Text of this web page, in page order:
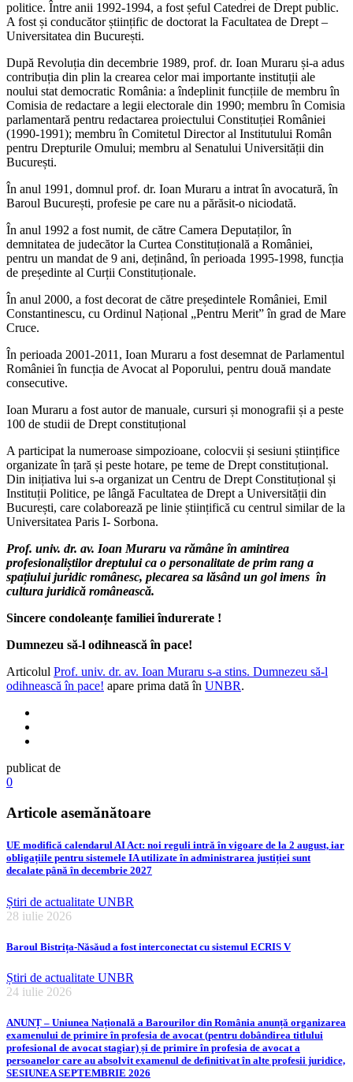
politice. Între anii 1992-1994, a fost șeful Catedrei de Drept public.
A fost și conducător științific de doctorat la Facultatea de Drept –
Universitatea din București.
După Revoluția din decembrie 1989, prof. dr. Ioan Muraru și-a adus
contribuția din plin la crearea celor mai importante instituții ale
noului stat democratic România: a îndeplinit funcțiile de membru în
Comisia de redactare a legii electorale din 1990; membru în Comisia
parlamentară pentru redactarea proiectului Constituției României
(1990-1991); membru în Comitetul Director al Institutului Român
pentru Drepturile Omului; membru al Senatului Universității din
București.
În anul 1991, domnul prof. dr. Ioan Muraru a intrat în avocatură, în
Baroul București, profesie pe care nu a părăsit-o niciodată.
În anul 1992 a fost numit, de către Camera Deputaților, în
demnitatea de judecător la Curtea Constituțională a României,
pentru un mandat de 9 ani, deținând, în perioada 1995-1998, funcția
de președinte al Curții Constituționale.
În anul 2000, a fost decorat de către președintele României, Emil
Constantinescu, cu Ordinul Național „Pentru Merit” în grad de Mare
Cruce.
În perioada 2001-2011, Ioan Muraru a fost desemnat de Parlamentul
României în funcția de Avocat al Poporului, pentru două mandate
consecutive.
Ioan Muraru a fost autor de manuale, cursuri și monografii și a peste
100 de studii de Drept constituțional
A participat la numeroase simpozioane, colocvii și sesiuni științifice
organizate în țară și peste hotare, pe teme de Drept constituțional.
Din inițiativa lui s-a organizat un Centru de Drept Constituțional și
Instituții Politice, pe lângă Facultatea de Drept a Universității din
București, care colaborează pe linie științifică cu centrul similar de la
Universitatea Paris I- Sorbona.
Prof. univ. dr. av. Ioan Muraru va rămâne în amintirea
profesionaliștilor dreptului ca o personalitate de prim rang a
spațiului juridic românesc, plecarea sa lăsând un gol imens în
cultura juridică românească.
Sincere condoleanțe familiei îndurerate !
Dumnezeu să-l odihnească în pace!
Articolul Prof. univ. dr. av. Ioan Muraru s-a stins. Dumnezeu să-l
odihnească în pace! apare prima dată în UNBR.
publicat de
0
Articole asemănătoare
UE modifică calendarul AI Act: noi reguli intră în vigoare de la 2 august, iar
obligațiile pentru sistemele IA utilizate în administrarea justiției sunt
decalate până în decembrie 2027
Știri de actualitate UNBR
28 iulie 2026
Baroul Bistrița-Năsăud a fost interconectat cu sistemul ECRIS V
Știri de actualitate UNBR
24 iulie 2026
ANUNȚ – Uniunea Națională a Barourilor din România anunță organizarea
examenului de primire în profesia de avocat (pentru dobândirea titlului
profesional de avocat stagiar) și de primire în profesia de avocat a
persoanelor care au absolvit examenul de definitivat în alte profesii juridice,
SESIUNEA SEPTEMBRIE 2026